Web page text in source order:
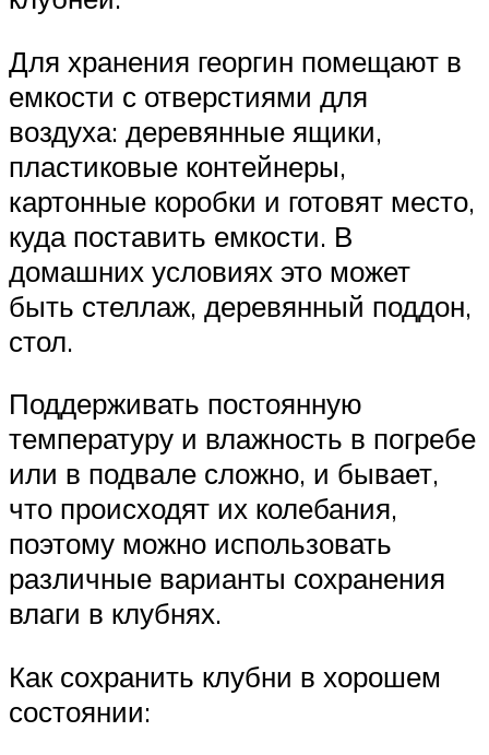
Для хранения георгин помещают в
емкости с отверстиями для
воздуха: деревянные ящики,
пластиковые контейнеры,
картонные коробки и готовят место,
куда поставить емкости. В
домашних условиях это может
быть стеллаж, деревянный поддон,
стол.
Поддерживать постоянную
температуру и влажность в погребе
или в подвале сложно, и бывает,
что происходят их колебания,
поэтому можно использовать
различные варианты сохранения
влаги в клубнях.
Как сохранить клубни в хорошем
состоянии: